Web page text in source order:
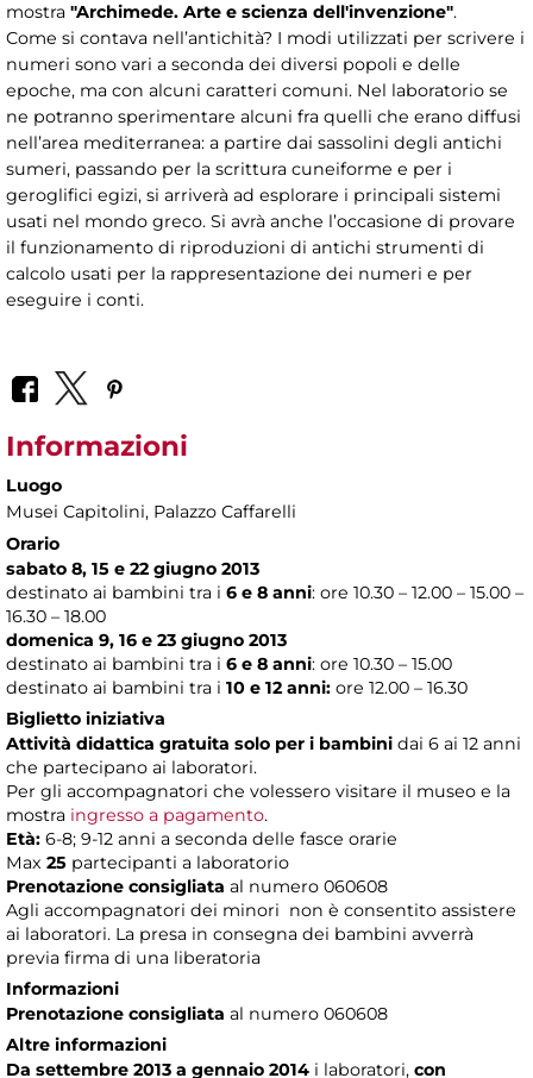
mostra "Archimede. Arte e scienza dell'invenzione".
Come si contava nell’antichità? I modi utilizzati per scrivere i
numeri sono vari a seconda dei diversi popoli e delle
epoche, ma con alcuni caratteri comuni. Nel laboratorio se
ne potranno sperimentare alcuni fra quelli che erano diffusi
nell’area mediterranea: a partire dai sassolini degli antichi
sumeri, passando per la scrittura cuneiforme e per i
geroglifici egizi, si arriverà ad esplorare i principali sistemi
usati nel mondo greco. Si avrà anche l’occasione di provare
il funzionamento di riproduzioni di antichi strumenti di
calcolo usati per la rappresentazione dei numeri e per
eseguire i conti.
Informazioni
Luogo
Musei Capitolini, Palazzo Caffarelli
Orario
sabato 8, 15 e 22 giugno 2013
destinato ai bambini tra i 6 e 8 anni: ore 10.30 – 12.00 – 15.00 –
16.30 – 18.00
domenica 9, 16 e 23 giugno 2013
destinato ai bambini tra i 6 e 8 anni: ore 10.30 – 15.00
destinato ai bambini tra i 10 e 12 anni: ore 12.00 – 16.30
Biglietto iniziativa
Attività didattica gratuita solo per i bambini dai 6 ai 12 anni
che partecipano ai laboratori.
Per gli accompagnatori che volessero visitare il museo e la
mostra ingresso a pagamento.
Età: 6-8; 9-12 anni a seconda delle fasce orarie
Max 25 partecipanti a laboratorio
Prenotazione consigliata al numero 060608
Agli accompagnatori dei minori non è consentito assistere
ai laboratori. La presa in consegna dei bambini avverrà
previa firma di una liberatoria
Informazioni
Prenotazione consigliata al numero 060608
Altre informazioni
Da settembre 2013 a gennaio 2014 i laboratori, con